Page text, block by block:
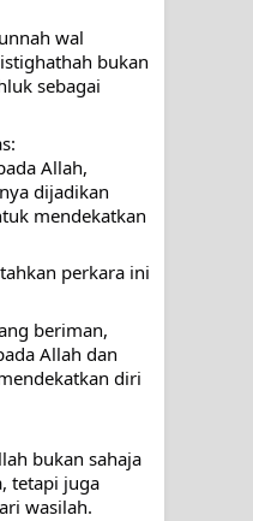
ATAU TUKANG
MUDAH
JUGA
CINTA
PULANG
APABILA
HATI, JIWA
KUAT
AJARAN PELIK,
wal
bukan
sebagai
Allah,
dijadikan
mendekatkan
perkara ini
beriman,
Allah dan
diri
bukan sahaja
tetapi juga
wasilah.